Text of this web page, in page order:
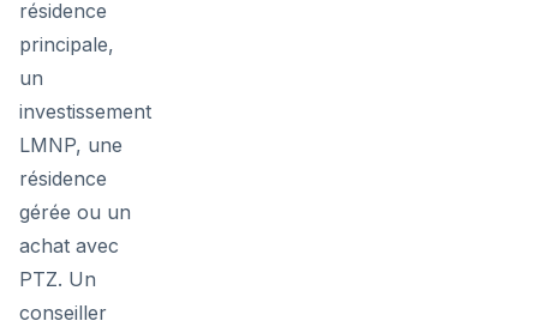
résidence
principale,
un
investissement
LMNP, une
résidence
gérée ou un
achat avec
PTZ. Un
conseiller